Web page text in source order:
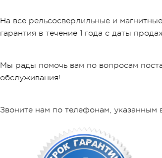
На все рельсосверлильные и
гарантия в течение 1 года с даты
Мы рады помочь вам по вопросам
обслуживания!
Звоните нам по телефонам, указанным